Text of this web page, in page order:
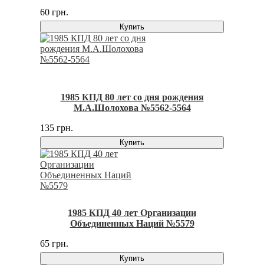
60 грн.
Купить
1985 КПД 80 лет со дня рождения
М.А.Шолохова №5562-5564
135 грн.
Купить
1985 КПД 40 лет Организации
Объединенных Наций №5579
65 грн.
Купить